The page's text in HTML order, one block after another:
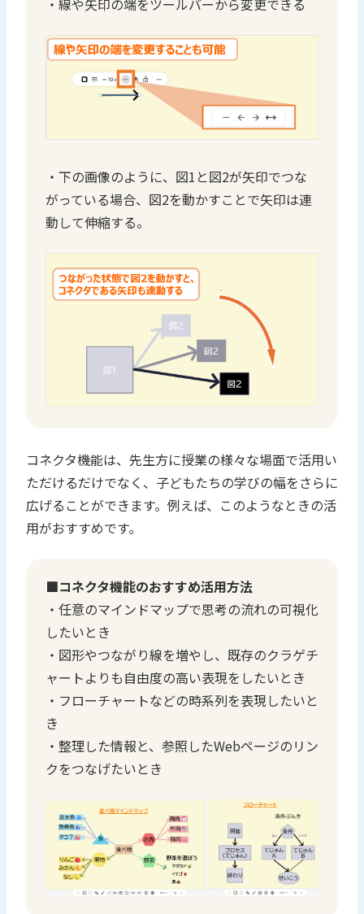
・線や矢印の端をツールバーから変更できる
・下の画像のように、図1と図2が矢印でつな
がっている場合、図2を動かすことで矢印は連
動して伸縮する。
コネクタ機能は、先生方に授業の様々な場面で活用い
ただけるだけでなく、子どもたちの学びの幅をさらに
広げることができます。例えば、このようなときの活
用がおすすめです。
■コネクタ機能のおすすめ活用方法
・任意のマインドマップで思考の流れの可視化
したいとき
・図形やつながり線を増やし、既存のクラゲチ
ャートよりも自由度の高い表現をしたいとき
・フローチャートなどの時系列を表現したいと
き
・整理した情報と、参照したWebページのリン
クをつなげたいとき